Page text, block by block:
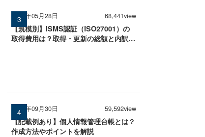
2026年05月28日 68,441view
【規模別】ISMS認証（ISO27001）の
取得費用は？取得・更新の総額と内訳を
2025年09月30日 59,592view
【記載例あり】個人情報管理台帳とは？
作成方法やポイントを解説